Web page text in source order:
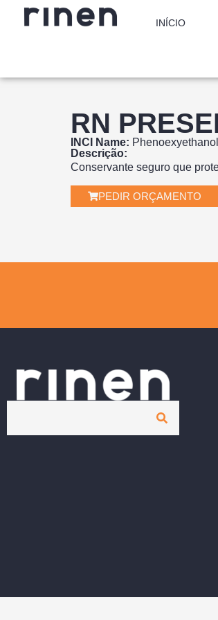
INÍCIO
RN
INCI Name: Phenoexyethanol
Descrição:
Conservante seguro que
PEDIR ORÇAMENTO